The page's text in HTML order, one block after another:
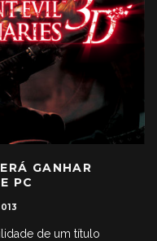
GANHAR
PC
de um título